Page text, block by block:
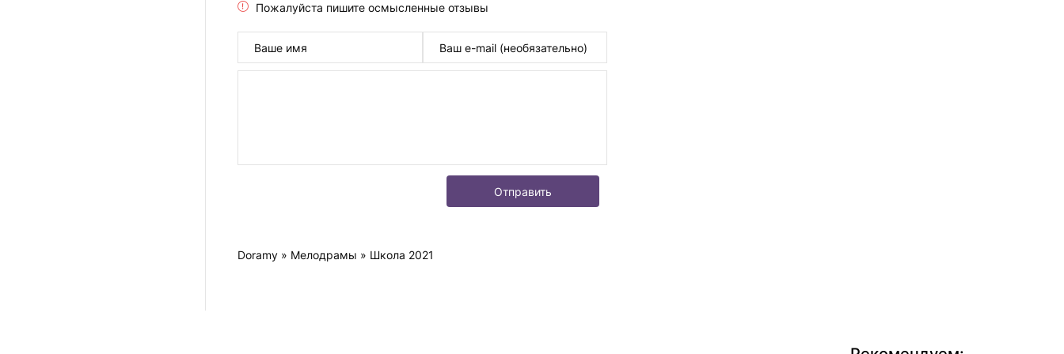
Пожалуйста пишите осмысленные отзывы
Отправить
Doramy » Мелодрамы » Школа 2021